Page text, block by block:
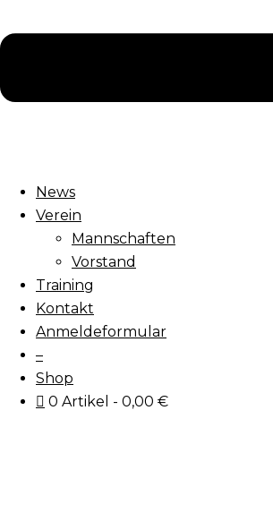
News
Verein
Mannschaften
Vorstand
Training
Kontakt
Anmeldeformular
–
Shop
0 Artikel
0,00 €